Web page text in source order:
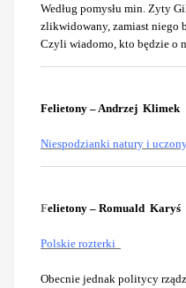
Według pomysłu min. Zyty
zlikwidowany, zamiast niego
Czyli wiadomo, kto będzie o
Felietony – Andrzej Klimek
Niespodzianki natury i
Felietony – Romuald Karyś
Polskie rozterki
Obecnie jednak politycy